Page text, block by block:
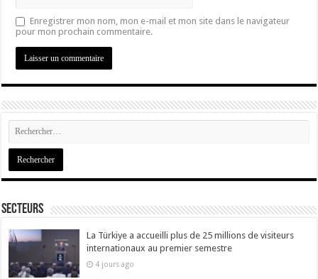
Enregistrer mon nom, mon e-mail et mon site dans le navigateur
pour mon prochain commentaire.
Secteurs
La Türkiye a accueilli plus de 25 millions de visiteurs
internationaux au premier semestre
4 jours ago